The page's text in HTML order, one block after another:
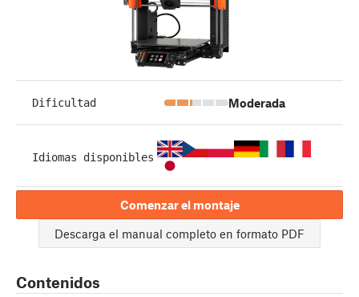
Dificultad Moderada
Idiomas disponibles
Comenzar el montaje
Descarga el manual completo en formato PDF
Contenidos